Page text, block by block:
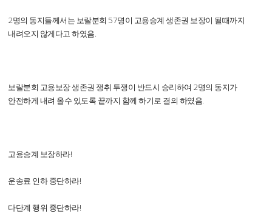
2명의 동지들께서는 보랄분회 57명이 고용승계 생존권 보장이 될때까지
내려오지 않게다고 하였음.
보랄분회 고용보장 생존권 쟁취 투쟁이 반드시 승리하여 2명의 동지가
안전하게 내려 올수 있도록 끝까지 함께 하기로 결의 하였음.
고용승계 보장하라!
운송료 인하 중단하라!
다단계 행위 중단하라!